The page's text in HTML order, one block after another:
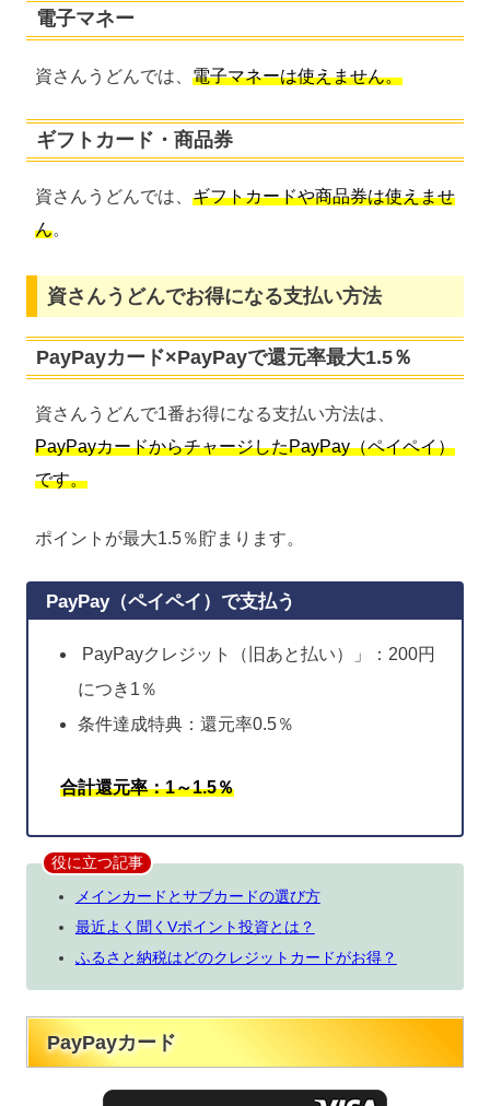
電子マネー
資さんうどんでは、 電子マネーは使えません。
ギフトカード・商品券
資さんうどんでは、 ギフトカードや商品券は使えませ
ん。
資さんうどんでお得になる支払い方法
PayPayカード×PayPayで還元率最大1.5％
資さんうどんで1番お得になる支払い方法は、
PayPayカードからチャージしたPayPay（ペイペイ）
です。
ポイントが最大1.5％貯まります。
PayPay（ペイペイ）で支払う
PayPayクレジット（旧あと払い）」：200円
につき1％
条件達成特典：還元率0.5％
合計還元率：1～1.5％
役に立つ記事
メインカードとサブカードの選び方
最近よく聞くVポイント投資とは？
ふるさと納税はどのクレジットカードがお得？
PayPayカード